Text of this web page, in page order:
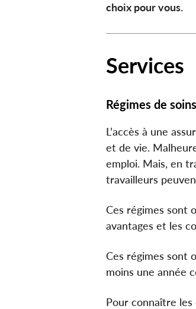
choix pour vous.
Services
Régimes de
L’accès à une
et de vie.
emploi. Mais, en
travailleurs
Ces régimes sont
avantages et les
Ces régimes sont
moins une année
Pour connaître les